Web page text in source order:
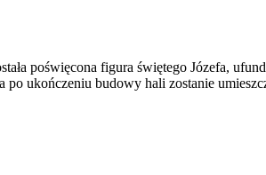
poświęcona figura świętego Józefa,
po ukończeniu budowy hali zostanie